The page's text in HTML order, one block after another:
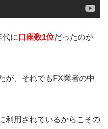
代に 口座数1位だったのが
が、それでもFX業者の中
利用されているからこその